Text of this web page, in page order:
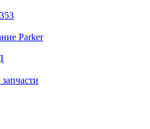
Parker